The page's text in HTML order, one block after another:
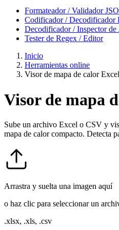
Formateador / Validador
Codificador / Decodificador
Decodificador / Inspector de
Tester de Regex / Editor
Inicio
Herramientas online
Visor de mapa de calor Excel
Visor de mapa
Sube un archivo Excel o CSV y
mapa de calor compacto. Detecta
Arrastra y suelta una imagen aquí
o haz clic para seleccionar un
.xlsx, .xls, .csv